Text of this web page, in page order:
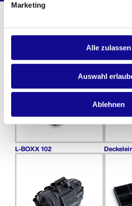
Marketing
Alle zulassen
Auswahl
Ablehnen
WEITERE PRODUKTE
BOXX SYSTEM
L-BOXX 102